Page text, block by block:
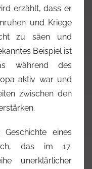
erzählt, dass er
und Kriege
zu säen und
Beispiel ist
während des
aktiv war und
zwischen den
eines
das im 17.
unerklärlicher